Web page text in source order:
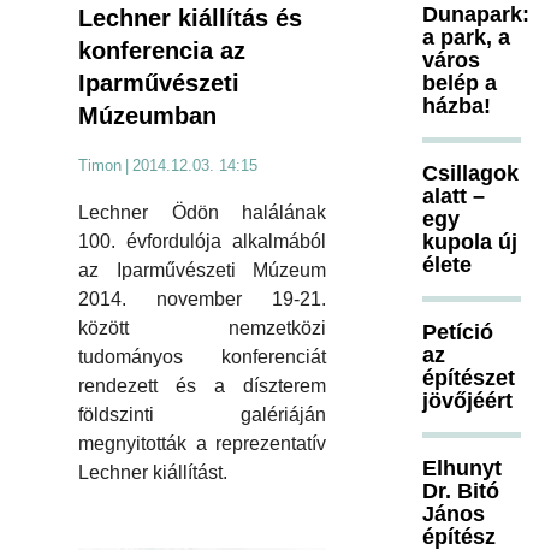
Lechner kiállítás és
konferencia az
Iparművészeti
Múzeumban
Timon 2014.12.03. 14:15
Lechner Ödön halálának
100. évfordulója alkalmából
az Iparművészeti Múzeum
2014. november 19-21.
között nemzetközi
tudományos konferenciát
rendezett és a díszterem
földszinti galériáján
megnyitották a reprezentatív
Lechner kiállítást.
Dunapark:
a park, a
város
belép a
házba!
Csillagok
alatt –
egy
kupola új
élete
Petíció
az
építészet
jövőjéért
Elhunyt
Dr. Bitó
János
építész